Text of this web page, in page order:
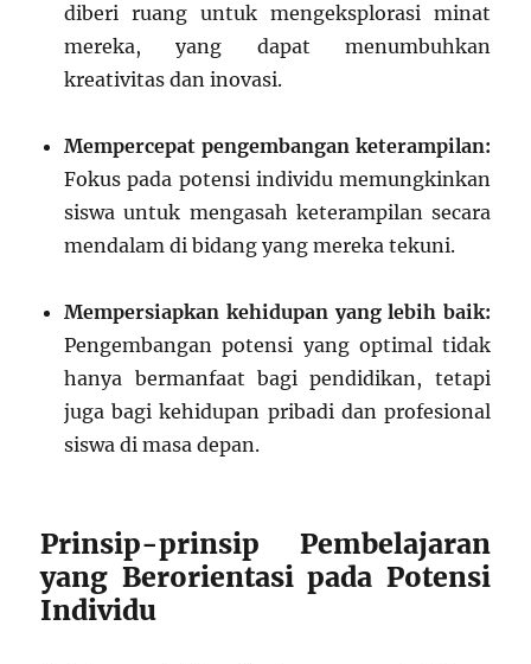
diberi ruang untuk mengeksplorasi minat
mereka, yang dapat menumbuhkan
kreativitas dan inovasi.
Mempercepat pengembangan keterampilan:
Fokus pada potensi individu memungkinkan
siswa untuk mengasah keterampilan secara
mendalam di bidang yang mereka tekuni.
Mempersiapkan kehidupan yang lebih baik:
Pengembangan potensi yang optimal tidak
hanya bermanfaat bagi pendidikan, tetapi
juga bagi kehidupan pribadi dan profesional
siswa di masa depan.
Prinsip-prinsip Pembelajaran
yang Berorientasi pada Potensi
Individu